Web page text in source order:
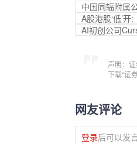
中国同辐附属
A股港股‘低’
AI初创公司
声明：
下载“证
网友评论
登录后可以发